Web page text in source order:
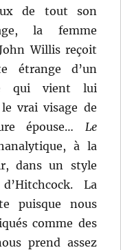
de tout son
la femme
Willis reçoit
étrange d’un
qui vient lui
vrai visage de
épouse… Le
à la
dans un style
La
puisque nous
comme des
prend assez